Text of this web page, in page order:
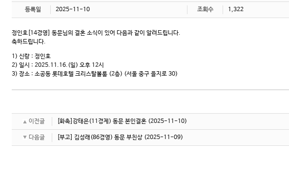
등록일 2025-11-10 조회수 1,322
정인호[14경영] 동문님의 결혼 소식이 있어 다음과 같이 알려드립니다.
축하드립니다.
1) 신랑 : 정인호
2) 일시 : 2025.11.16.(일) 오후 12시
3) 장소 : 소공동 롯데호텔 크리스탈볼룸 (2층) (서울 중구 을지로 30)
이전글 [화촉]강태은(11경제) 동문 본인결혼 (2025-11-10)
다음글 [부고] 김성래(86경영) 동문 부친상 (2025-11-09)